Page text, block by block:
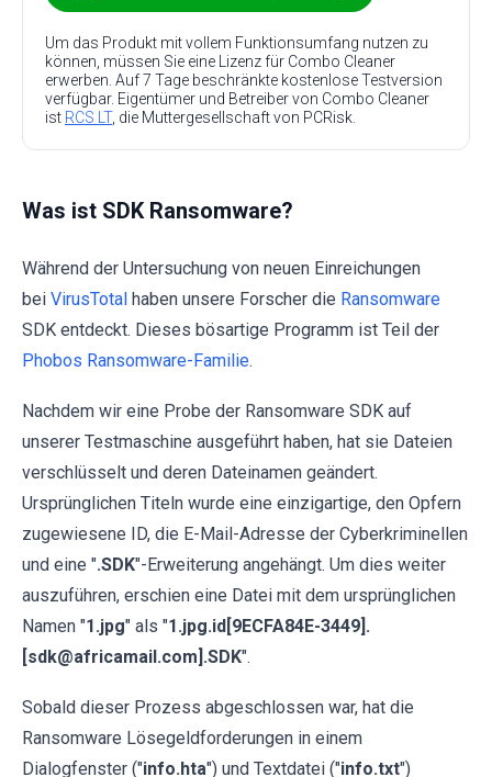
Um das Produkt mit vollem Funktionsumfang nutzen zu
können, müssen Sie eine Lizenz für Combo Cleaner
erwerben. Auf 7 Tage beschränkte kostenlose Testversion
verfügbar. Eigentümer und Betreiber von Combo Cleaner
ist RCS LT, die Muttergesellschaft von PCRisk.
Was ist SDK Ransomware?
Während der Untersuchung von neuen Einreichungen
bei VirusTotal haben unsere Forscher die Ransomware
SDK entdeckt. Dieses bösartige Programm ist Teil der
Phobos Ransomware-Familie.
Nachdem wir eine Probe der Ransomware SDK auf
unserer Testmaschine ausgeführt haben, hat sie Dateien
verschlüsselt und deren Dateinamen geändert.
Ursprünglichen Titeln wurde eine einzigartige, den Opfern
zugewiesene ID, die E-Mail-Adresse der Cyberkriminellen
und eine ".SDK"-Erweiterung angehängt. Um dies weiter
auszuführen, erschien eine Datei mit dem ursprünglichen
Namen "1.jpg" als "1.jpg.id[9ECFA84E-3449].
[sdk@africamail.com].SDK".
Sobald dieser Prozess abgeschlossen war, hat die
Ransomware Lösegeldforderungen in einem
Dialogfenster ("info.hta") und Textdatei ("info.txt")